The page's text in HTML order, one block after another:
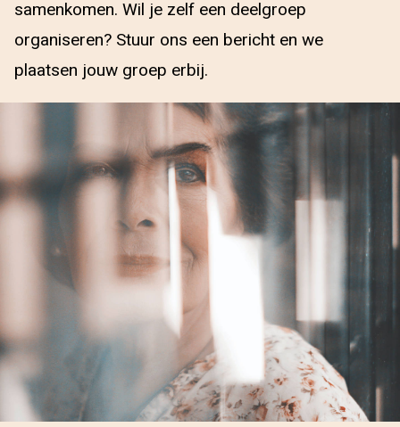
samenkomen. Wil je zelf een deelgroep
organiseren? Stuur ons een bericht en we
plaatsen jouw groep erbij.